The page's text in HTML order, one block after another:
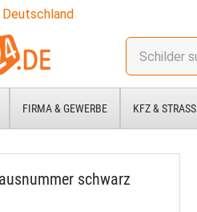
Stichwort:
FIRMA & GEWERBE KFZ & STRASSE
schwarz